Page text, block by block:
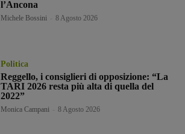
l’Ancona
Michele Bossini 8 Agosto 2026
Politica
Reggello, i consiglieri di opposizione: “La
TARI 2026 resta più alta di quella del
2022”
Monica Campani 8 Agosto 2026